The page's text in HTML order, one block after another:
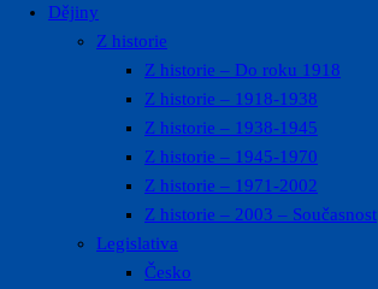
Dějiny
Z historie
Z historie – Do roku 1918
Z historie – 1918-1938
Z historie – 1938-1945
Z historie – 1945-1970
Z historie – 1971-2002
Z historie – 2003 – Současnost
Legislativa
Česko